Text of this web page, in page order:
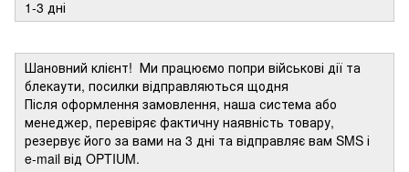
1-3 дні
Шановний клієнт! Ми працюємо попри військові дії та
блекаути, посилки відправляються щодня
Після оформлення замовлення, наша система або
менеджер, перевіряє фактичну наявність товару,
резервує його за вами на 3 дні та відправляє вам SMS і
e-mail від OPTIUM.